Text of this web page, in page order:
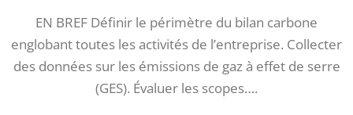
EN BREF Définir le périmètre du bilan carbone
englobant toutes les activités de l’entreprise. Collecter
des données sur les émissions de gaz à effet de serre
(GES). Évaluer les scopes….